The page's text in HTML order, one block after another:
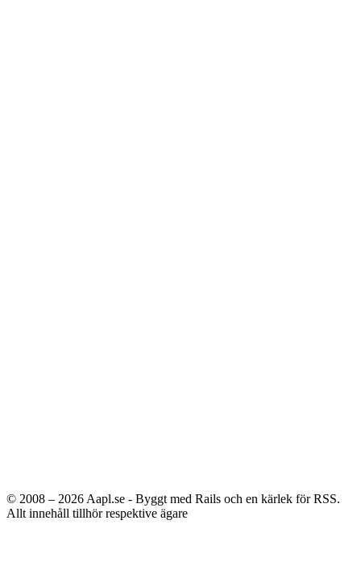
© 2008 – 2026 Aapl.se - Byggt med Rails och en kärlek för RSS.
Allt innehåll tillhör respektive ägare